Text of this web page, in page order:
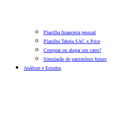
Planilha financeira pessoal
Planilha Tabela SAC x Price
Comprar ou alugar um carro?
Simulação de patrimônio futuro
Análises e Estudos